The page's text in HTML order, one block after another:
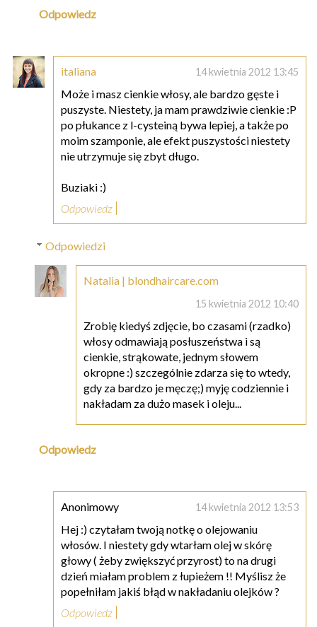
Odpowiedz
italiana 14 kwietnia 2012 13:45
Może i masz cienkie włosy, ale bardzo gęste i
puszyste. Niestety, ja mam prawdziwie cienkie :P
po płukance z l-cysteiną bywa lepiej, a także po
moim szamponie, ale efekt puszystości niestety
nie utrzymuje się zbyt długo.
Buziaki :)
Odpowiedz
Odpowiedzi
Natalia | blondhaircare.com
15 kwietnia 2012 10:40
Zrobię kiedyś zdjęcie, bo czasami (rzadko)
włosy odmawiają posłuszeństwa i są
cienkie, strąkowate, jednym słowem
okropne :) szczególnie zdarza się to wtedy,
gdy za bardzo je męczę;) myję codziennie i
nakładam za dużo masek i oleju...
Odpowiedz
Anonimowy 14 kwietnia 2012 13:53
Hej :) czytałam twoją notkę o olejowaniu
włosów. I niestety gdy wtarłam olej w skórę
głowy ( żeby zwiększyć przyrost) to na drugi
dzień miałam problem z łupieżem !! Myślisz że
popełniłam jakiś błąd w nakładaniu olejków ?
Odpowiedz